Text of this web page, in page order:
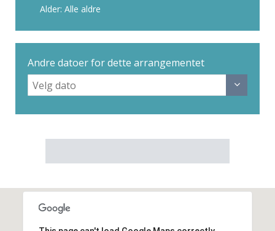
Alder: Alle aldre
Andre datoer for dette arrangementet